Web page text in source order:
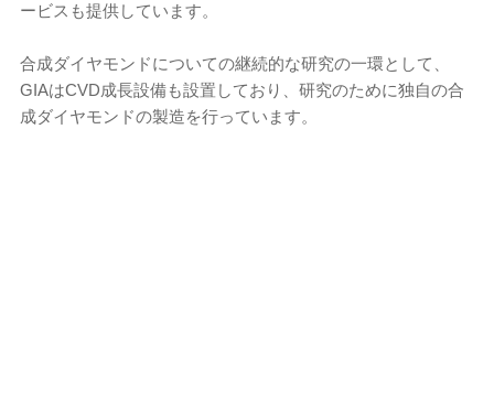
ービスも提供しています。
合成ダイヤモンドについての継続的な研究の一環として、
GIAはCVD成長設備も設置しており、研究のために独自の合
成ダイヤモンドの製造を行っています。